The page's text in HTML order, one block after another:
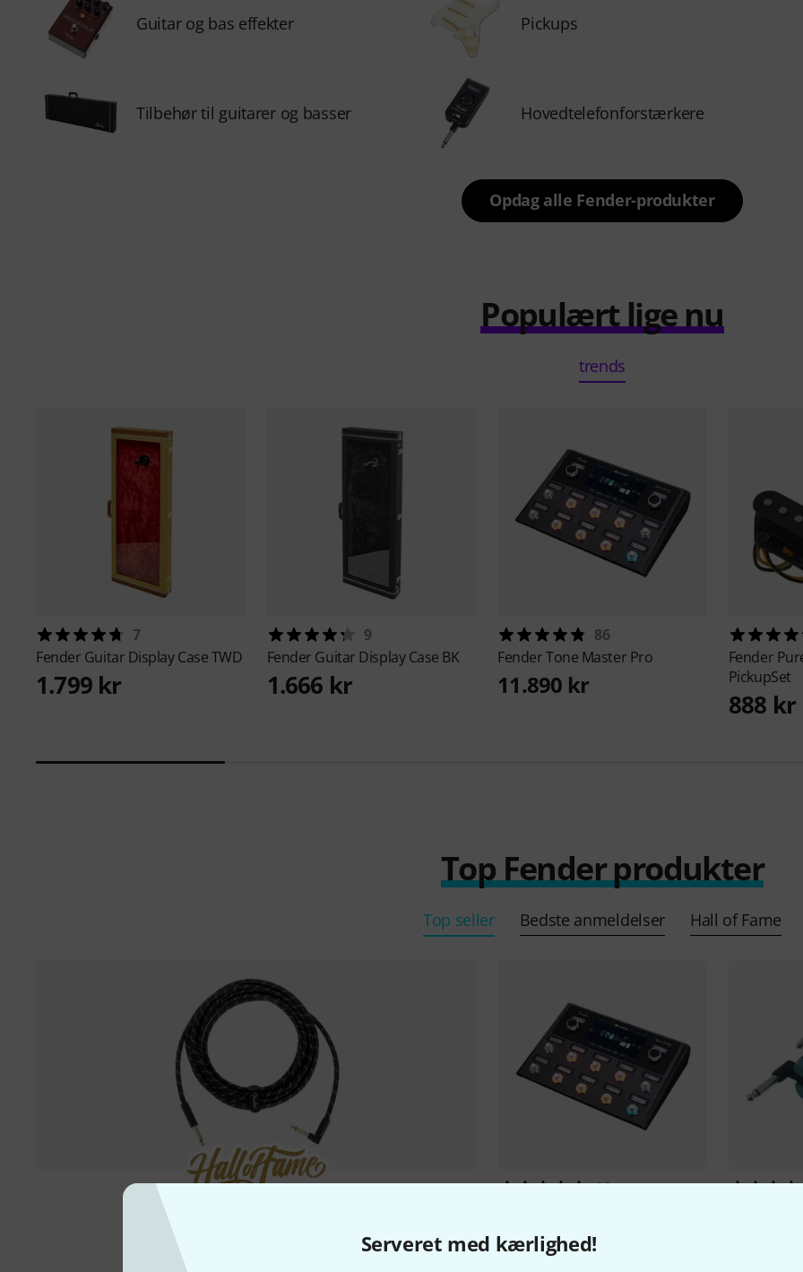
Serveret med kærlighed!
Guitar og bas effekter Pickups
Tilbehør til guitarer og basser Hovedtelefonforstærkere
Opdag alle Fender-produkter
Populært lige nu
trends
7
Fender Guitar Display Case TWD
1.799 kr
9
Fender Guitar Display Case BK
1.666 kr
86
FenderTone Master Pro
11.890 kr
Fender
PickupSet
888 kr
Top Fender produkter
Top seller Bedste anmeldelser Hall of Fame
Fender
Del. Cable Angle Plug 5,5m TB
86
11.890 kr